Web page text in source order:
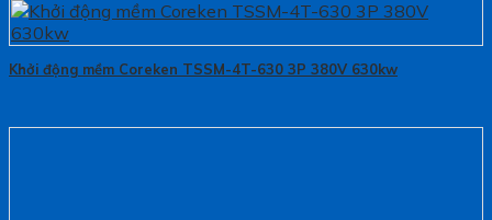
Khởi động mềm Coreken TSSM-4T-630 3P 380V 630kw